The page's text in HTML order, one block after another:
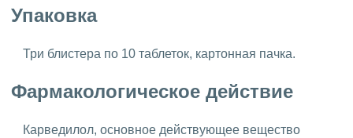
Упаковка
Три блистера по 10 таблеток, картонная пачка.
Фармакологическое действие
Карведилол, основное действующее вещество